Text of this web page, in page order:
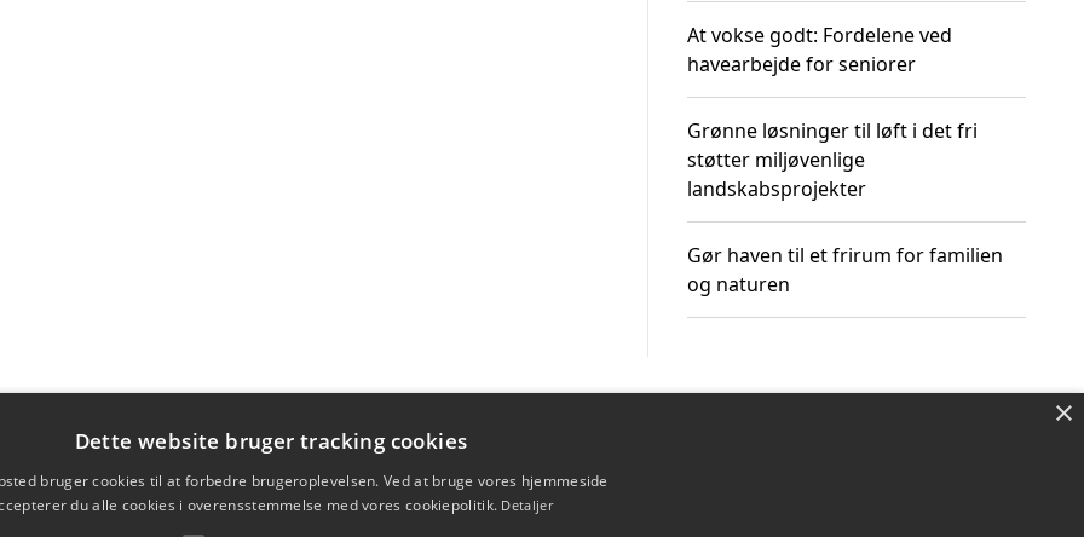
At vokse godt: Fordelene ved
havearbejde for seniorer
Grønne løsninger til løft i det fri
støtter miljøvenlige
landskabsprojekter
Gør haven til et frirum for familien
og naturen
×
Dette website bruger tracking cookies
bruger cookies til at forbedre brugeroplevelsen. Ved at bruge vores hjemmeside
du alle cookies i overensstemmelse med vores cookiepolitik. Detaljer